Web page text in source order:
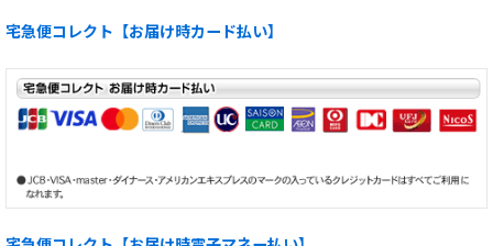
宅急便コレクト【お届け時カード払い】